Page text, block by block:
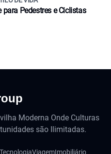
para Pedestres e Ciclistas
Moderna Onde Culturas
são Ilimitadas.
TecnologiaViagemImobiliário